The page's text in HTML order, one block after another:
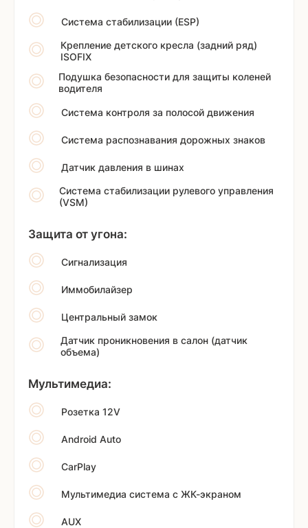
Система стабилизации (ESP)
Крепление детского кресла (задний ряд)
ISOFIX
Подушка безопасности для защиты коленей
водителя
Система контроля за полосой движения
Система распознавания дорожных знаков
Датчик давления в шинах
Система стабилизации рулевого управления
(VSM)
Защита от угона:
Сигнализация
Иммобилайзер
Центральный замок
Датчик проникновения в салон (датчик
объема)
Мультимедиа:
Розетка 12V
Android Auto
CarPlay
Мультимедиа система с ЖК-экраном
AUX